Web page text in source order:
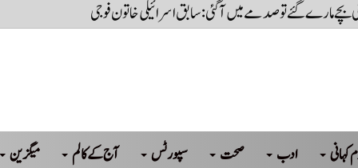
ہے، جب تک عوام کی حاکمیت تسلیم نہیں کریں گے تب تک سسٹم نہیں چل پائےگا: بلاول
کہانی ادب صحت سپورٹس آج کے کالم میگزین